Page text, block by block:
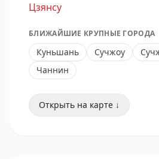
Цзянсу
БЛИЖАЙШИЕ КРУПНЫЕ ГОРОДА
Куньшань Сучжоу
Чаннин
Открыть на карте ↓